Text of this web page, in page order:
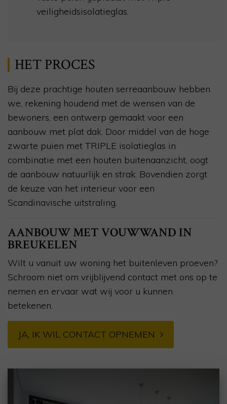
veiligheidsisolatieglas.
HET PROCES
Bij deze prachtige houten serreaanbouw hebben
we, rekening houdend met de wensen van de
bewoners, een ontwerp gemaakt voor een
aanbouw met plat dak. Door middel van de hoge
zwarte puien met TRIPLE isolatieglas in
combinatie met een houten buitenaanzicht, oogt
de aanbouw natuurlijk en strak. Bovendien zorgt
de keuze van het interieur voor een
Scandinavische uitstraling.
AANBOUW MET VOUWWAND IN
BREUKELEN
Wilt u vanuit uw woning het buitenleven proeven?
Schroom niet om vrijblijvend contact met ons op te
nemen en ervaar wat wij voor u kunnen
betekenen.
JA, IK WIL CONTACT OPNEMEN